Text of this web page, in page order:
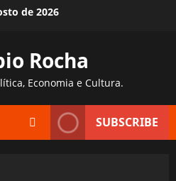
de 2026
Rocha
Economia e Cultura.
SUBSCRIBE